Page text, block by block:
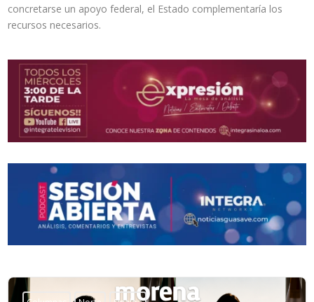
concretarse un apoyo federal, el Estado complementaría los
recursos necesarios.